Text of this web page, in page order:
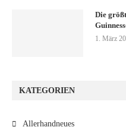
Die
1. März
KATEGORIEN
Allerhandneues